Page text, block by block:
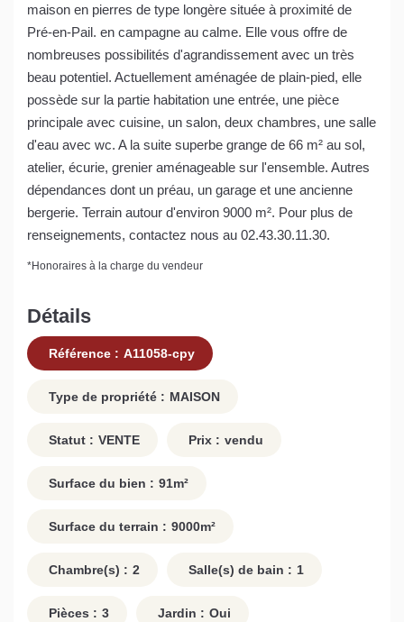
maison en pierres de type longère située à proximité de
Pré-en-Pail. en campagne au calme. Elle vous offre de
nombreuses possibilités d'agrandissement avec un très
beau potentiel. Actuellement aménagée de plain-pied, elle
possède sur la partie habitation une entrée, une pièce
principale avec cuisine, un salon, deux chambres, une salle
d'eau avec wc. A la suite superbe grange de 66 m² au sol,
atelier, écurie, grenier aménageable sur l'ensemble. Autres
dépendances dont un préau, un garage et une ancienne
bergerie. Terrain autour d'environ 9000 m². Pour plus de
renseignements, contactez nous au 02.43.30.11.30.
*Honoraires à la charge du vendeur
Détails
Référence : A11058-cpy
Type de propriété : MAISON
Statut : VENTE Prix : vendu
Surface du bien : 91m²
Surface du terrain : 9000m²
Chambre(s) : 2 Salle(s) de bain : 1
Pièces : 3 Jardin : Oui